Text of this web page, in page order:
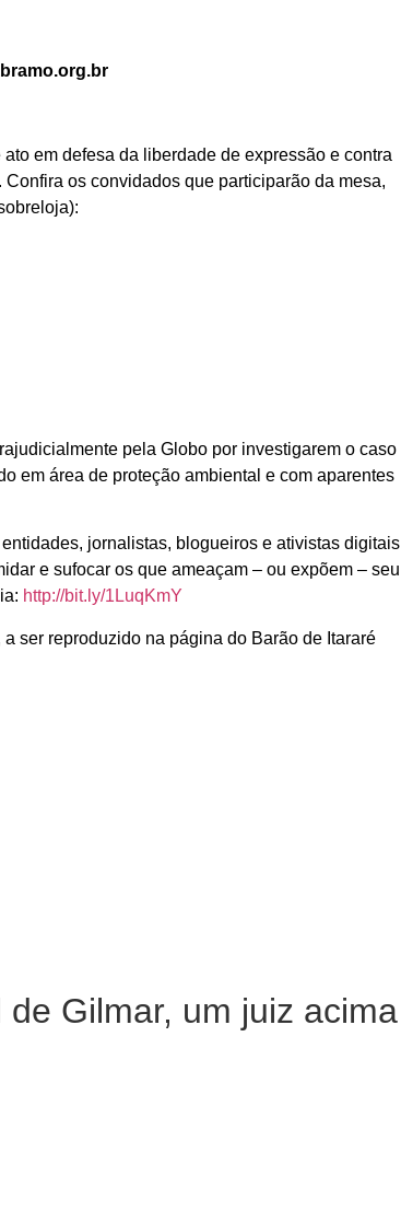
em defesa da liberdade de expressão e contra
os convidados que participarão da mesa,
pela Globo por investigarem o caso
em área de proteção ambiental e com aparentes
jornalistas, blogueiros e ativistas digitais
e sufocar os que ameaçam – ou expõem – seu
http://bit.ly/1LuqKmY
ser reproduzido na página do Barão de Itararé
Gilmar, um juiz acima